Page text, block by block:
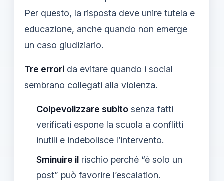
Per questo, la risposta deve unire tutela e
educazione, anche quando non emerge
un caso giudiziario.
Tre errori da evitare quando i social
sembrano collegati alla violenza.
Colpevolizzare subito senza fatti
verificati espone la scuola a conflitti
inutili e indebolisce l’intervento.
Sminuire il rischio perché “è solo un
post” può favorire l’escalation.